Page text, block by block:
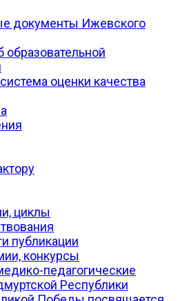
документы Ижевского
образовательной
оценки качества
циклы
публикации
конкурсы
педагогические
Республики